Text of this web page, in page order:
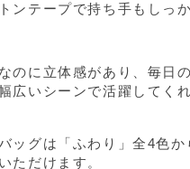
ンテープで持ち手もしっか
のに立体感があり、毎日
広いシーンで活躍してく
ッグは「ふわり」全4色か
ただけます。